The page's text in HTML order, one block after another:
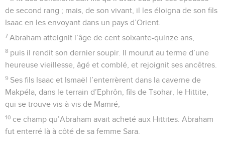
de second rang ; mais, de son vivant, il les éloigna de son fils
Isaac en les envoyant dans un pays d’Orient.
7 Abraham atteignit l’âge de cent soixante-quinze ans,
8 puis il rendit son dernier soupir. Il mourut au terme d’une
heureuse vieillesse, âgé et comblé, et rejoignit ses ancêtres.
9 Ses fils Isaac et Ismaël l’enterrèrent dans la caverne de
Makpéla, dans le terrain d’Ephrôn, fils de Tsohar, le Hittite,
qui se trouve vis-à-vis de Mamré,
10 ce champ qu’Abraham avait acheté aux Hittites. Abraham
fut enterré là à côté de sa femme Sara.